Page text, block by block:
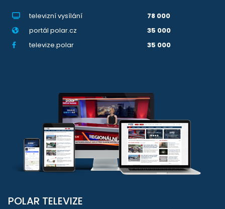
televizní vysílání
78 000
portál polar.cz
35 000
televize.polar
35 000
POLAR TELEVIZE